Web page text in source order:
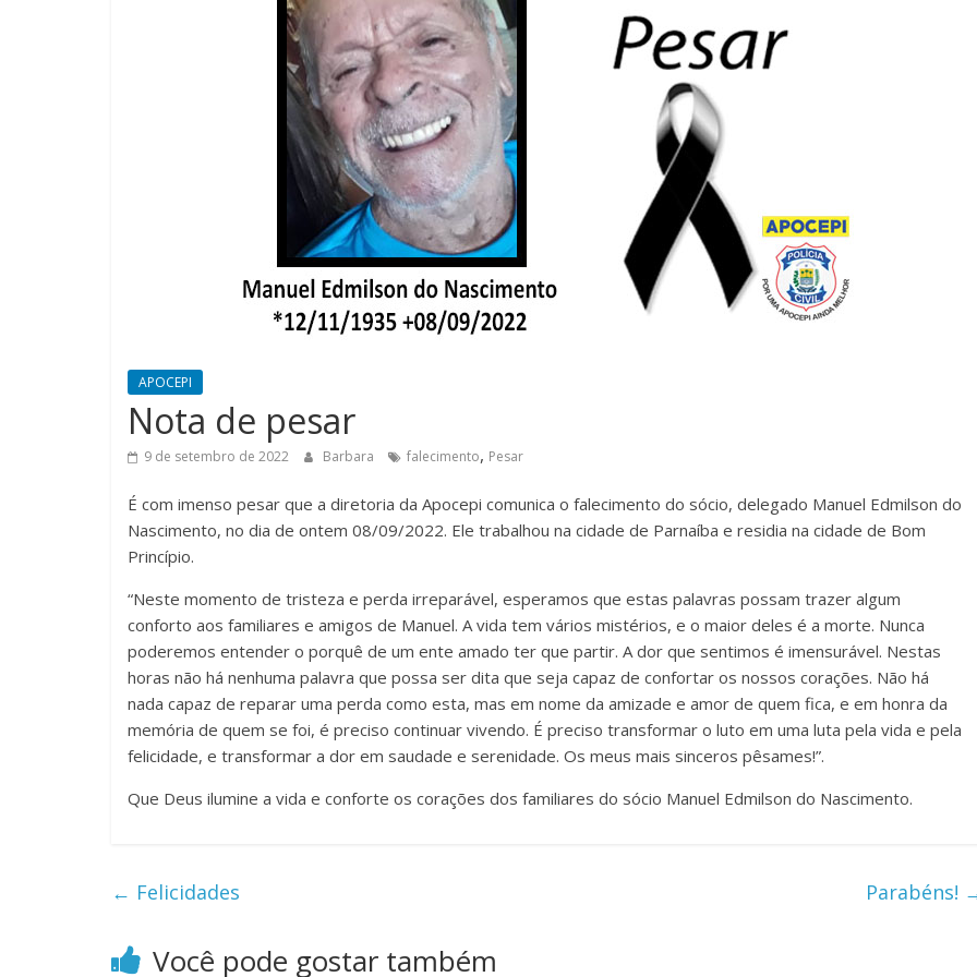
APOCEPI
Nota de pesar
9 de setembro de 2022 Barbara falecimento, Pesar
É com imenso pesar que a diretoria da Apocepi comunica o falecimento do sócio, delegado Manuel Edmilson do
Nascimento, no dia de ontem 08/09/2022. Ele trabalhou na cidade de Parnaíba e residia na cidade de Bom
Princípio.
“Neste momento de tristeza e perda irreparável, esperamos que estas palavras possam trazer algum
conforto aos familiares e amigos de Manuel. A vida tem vários mistérios, e o maior deles é a morte. Nunca
poderemos entender o porquê de um ente amado ter que partir. A dor que sentimos é imensurável. Nestas
horas não há nenhuma palavra que possa ser dita que seja capaz de confortar os nossos corações. Não há
nada capaz de reparar uma perda como esta, mas em nome da amizade e amor de quem fica, e em honra da
memória de quem se foi, é preciso continuar vivendo. É preciso transformar o luto em uma luta pela vida e pela
felicidade, e transformar a dor em saudade e serenidade. Os meus mais sinceros pêsames!”.
Que Deus ilumine a vida e conforte os corações dos familiares do sócio Manuel Edmilson do Nascimento.
← Felicidades Parabéns!
Você pode gostar também